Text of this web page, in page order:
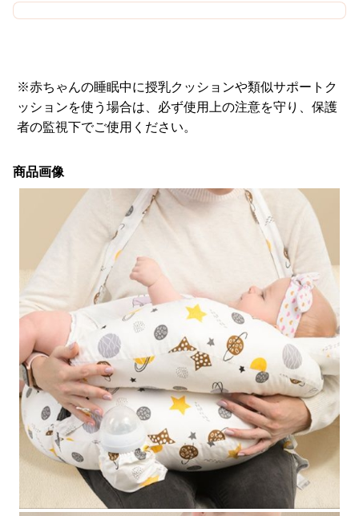
※赤ちゃんの睡眠中に授乳クッションや類似サポートク
ッションを使う場合は、必ず使用上の注意を守り、保護
者の監視下でご使用ください。
商品画像